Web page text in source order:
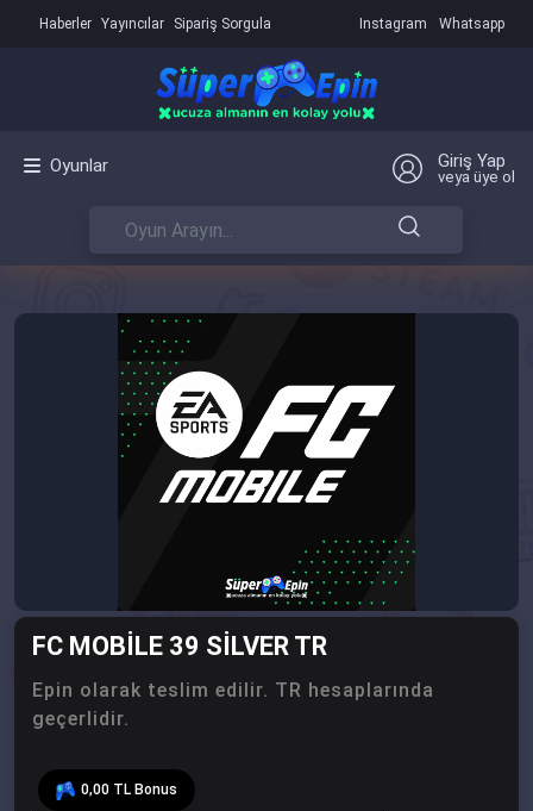
Haberler Yayıncılar Sipariş Sorgula Instagram Whatsapp
Giriş Yap
veya üye ol
Oyunlar
FC MOBILE 39 SILVER TR
Epin olarak teslim edilir. TR hesaplarında
geçerlidir.
0,00 TL Bonus